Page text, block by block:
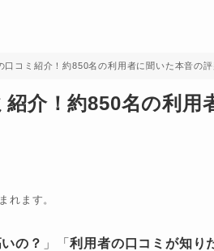
口コミ紹介！約850名の利用者に聞いた本音の評
介！約850名の利用
れます。
の？ 」「利用者の口コミが知り